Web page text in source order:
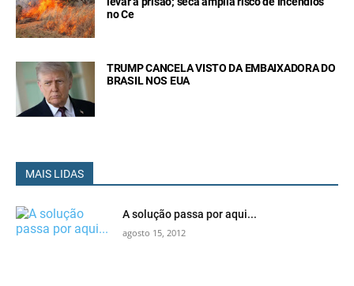
no Ce
TRUMP CANCELA VISTO DA EMBAIXADORA DO
BRASIL NOS EUA
MAIS LIDAS
A solução passa por aqui...
agosto 15, 2012